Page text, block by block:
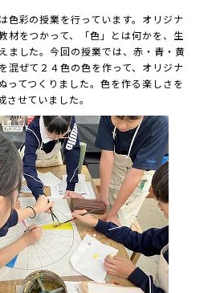
色彩の授業を行っています。オリジナ
材をつかって、「色」とは何かを、生
ました。今回の授業では、赤・青・黄
混ぜて２４色の色を作って、オリジナ
ってつくりました。色を作る楽しさを
せていました。